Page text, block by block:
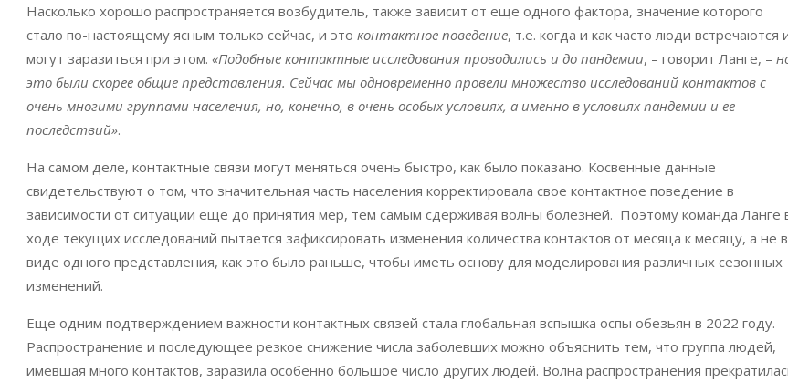
Насколько хорошо распространяется возбудитель, также зависит от еще одного фактора, значение которого
стало по-настоящему ясным только сейчас, и это контактное поведение, т.е. когда и как часто люди встречаются
могут заразиться при этом. «Подобные контактные исследования проводились и до пандемии, – говорит Ланге, –
это были скорее общие представления. Сейчас мы одновременно провели множество исследований контактов с
очень многими группами населения, но, конечно, в очень особых условиях, а именно в условиях пандемии и ее
последствий».
На самом деле, контактные связи могут меняться очень быстро, как было показано. Косвенные данные
свидетельствуют о том, что значительная часть населения корректировала свое контактное поведение в
зависимости от ситуации еще до принятия мер, тем самым сдерживая волны болезней. Поэтому команда Ланге
ходе текущих исследований пытается зафиксировать изменения количества контактов от месяца к месяцу, а не в
виде одного представления, как это было раньше, чтобы иметь основу для моделирования различных сезонных
изменений.
Еще одним подтверждением важности контактных связей стала глобальная вспышка оспы обезьян в 2022 году.
Распространение и последующее резкое снижение числа заболевших можно объяснить тем, что группа людей,
имевшая много контактов, заразила особенно большое число других людей. Волна распространения